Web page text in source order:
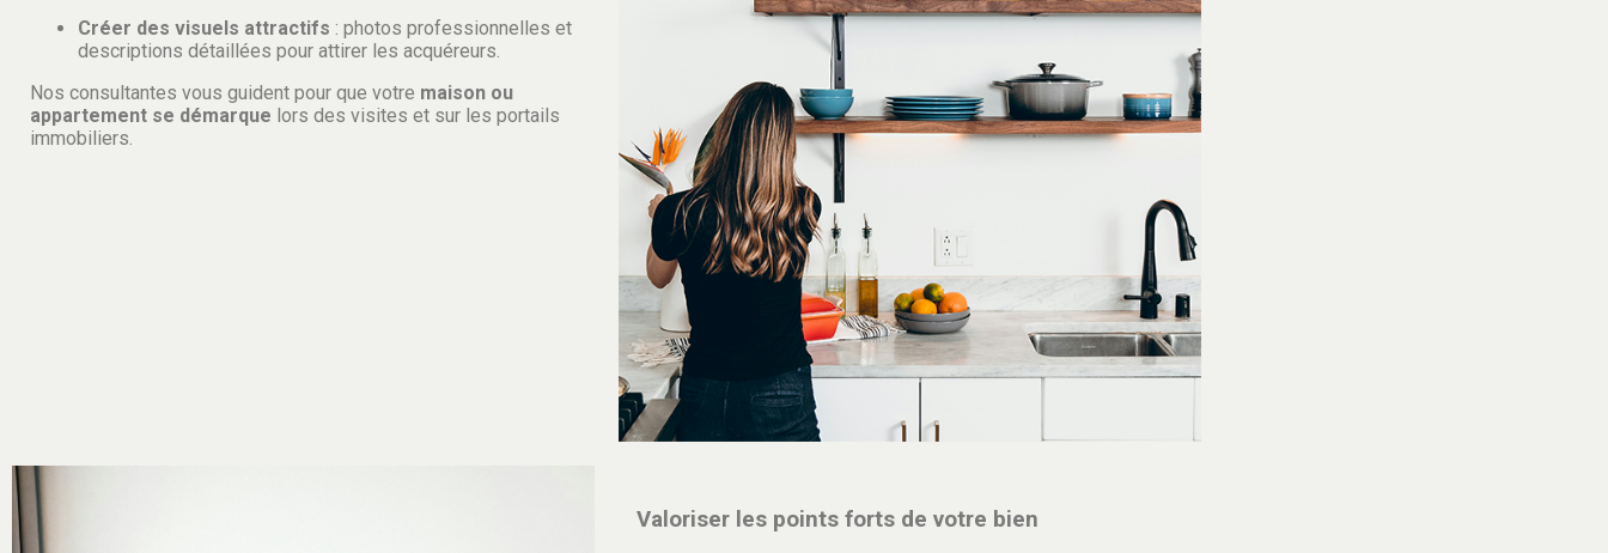
Créer des visuels attractifs : photos professionnelles et
descriptions détaillées pour attirer les acquéreurs.
Nos consultantes vous guident pour que votre maison ou
appartement se démarque lors des visites et sur les portails
immobiliers.
Valoriser les points forts de votre bien